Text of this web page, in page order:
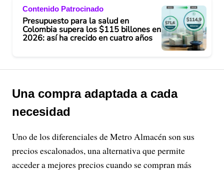
Contenido Patrocinado
Presupuesto para la salud en
Colombia supera los $115 billones en
2026: así ha crecido en cuatro años
Una compra adaptada a cada
necesidad
Uno de los diferenciales de Metro Almacén son sus
precios escalonados, una alternativa que permite
acceder a mejores precios cuando se compran más